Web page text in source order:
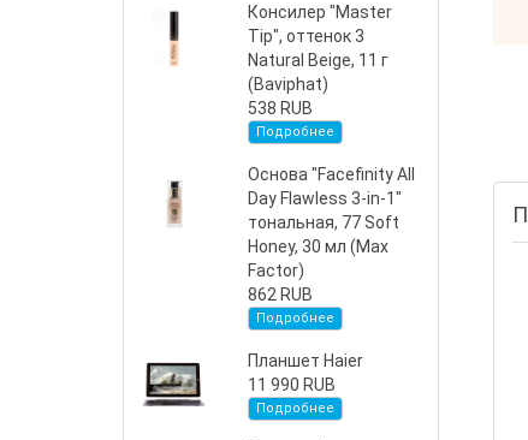
Консилер "Master
Tip", оттенок 3
Natural Beige, 11 г
(Baviphat)
538 RUB
Подробнее
Основа "Facefinity All
Day Flawless 3-in-1"
тональная, 77 Soft
Honey, 30 мл (Max
Factor)
862 RUB
Подробнее
Планшет Haier
11 990 RUB
Подробнее